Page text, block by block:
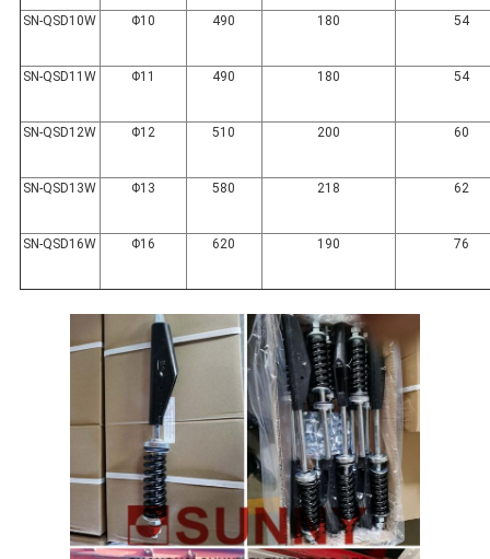
SN-QSD10W Φ10 490 180 54
SN-QSD11W Φ11 490 180 54
SN-QSD12W Φ12 510 200 60
SN-QSD13W Φ13 580 218 62
SN-QSD16W Φ16 620 190 76